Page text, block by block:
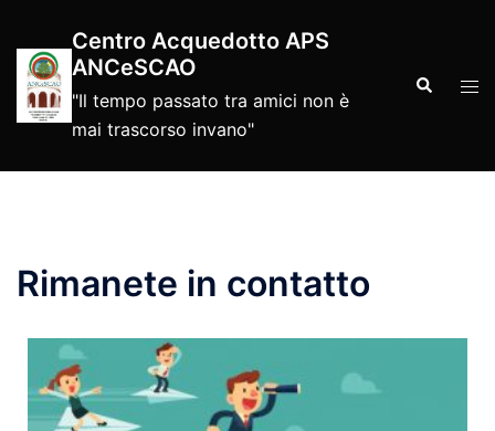
contenuto
Centro Acquedotto APS
ANCeSCAO
"Il tempo passato tra amici non è
mai trascorso invano"
Cerca
Rimanete in contatto